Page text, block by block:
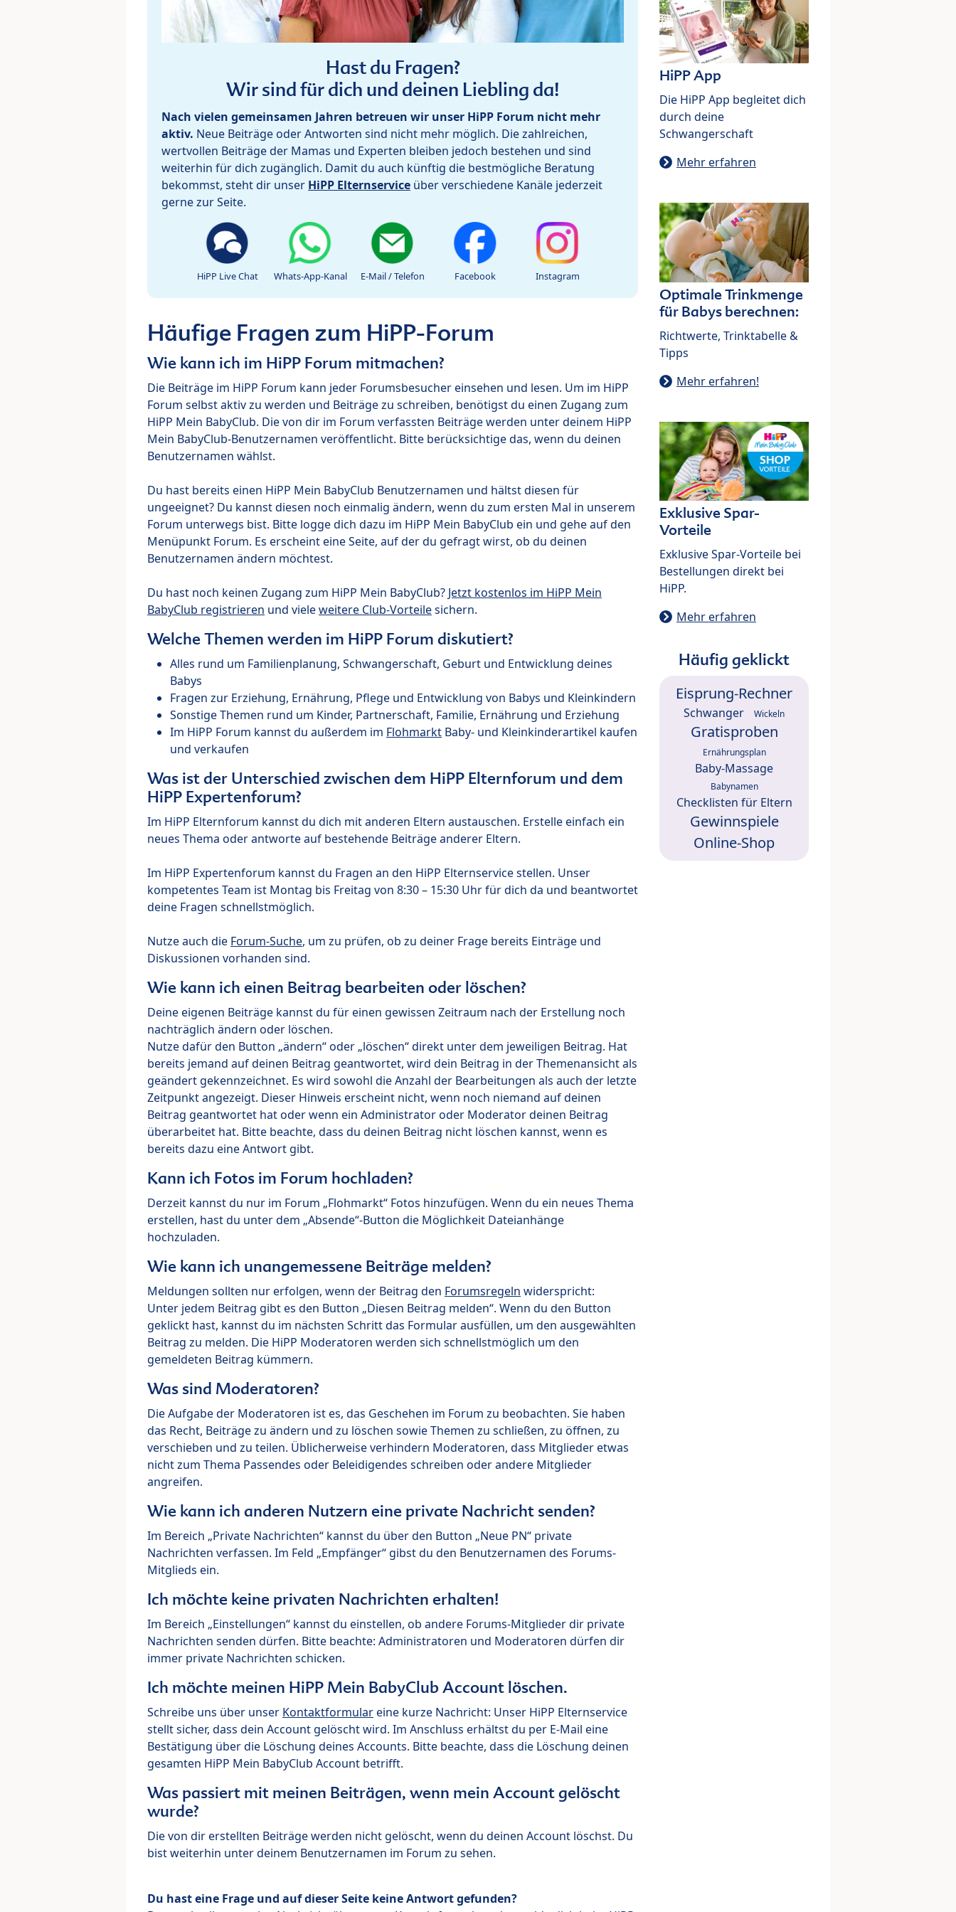
Hast du Fragen?
Wir sind für dich und deinen Liebling da!
Nach vielen gemeinsamen Jahren betreuen wir unser HiPP Forum nicht mehr
aktiv. Neue Beiträge oder Antworten sind nicht mehr möglich. Die zahlreichen,
wertvollen Beiträge der Mamas und Experten bleiben jedoch bestehen und sind
weiterhin für dich zugänglich. Damit du auch künftig die bestmögliche Beratung
bekommst, steht dir unser HiPP Elternservice über verschiedene Kanäle jederzeit
gerne zur Seite.
HiPP Live Chat Whats-App-Kanal E-Mail / Telefon Facebook Instagram
Häufige Fragen zum HiPP-Forum
Wie kann ich im HiPP Forum mitmachen?
Die Beiträge im HiPP Forum kann jeder Forumsbesucher einsehen und lesen. Um im HiPP
Forum selbst aktiv zu werden und Beiträge zu schreiben, benötigst du einen Zugang zum
HiPP Mein BabyClub. Die von dir im Forum verfassten Beiträge werden unter deinem HiPP
Mein BabyClub-Benutzernamen veröffentlicht. Bitte berücksichtige das, wenn du deinen
Benutzernamen wählst.
Du hast bereits einen HiPP Mein BabyClub Benutzernamen und hältst diesen für
ungeeignet? Du kannst diesen noch einmalig ändern, wenn du zum ersten Mal in unserem
Forum unterwegs bist. Bitte logge dich dazu im HiPP Mein BabyClub ein und gehe auf den
Menüpunkt Forum. Es erscheint eine Seite, auf der du gefragt wirst, ob du deinen
Benutzernamen ändern möchtest.
Du hast noch keinen Zugang zum HiPP Mein BabyClub? Jetzt kostenlos im HiPP Mein
BabyClub registrieren und vieleweitere Club-Vorteilesichern.
Welche Themen werden im HiPP Forum diskutiert?
Alles rund um Familienplanung, Schwangerschaft, Geburt und Entwicklung deines
Babys
Fragen zur Erziehung, Ernährung, Pflege und Entwicklung von Babys und Kleinkindern
Sonstige Themen rund um Kinder, Partnerschaft, Familie, Ernährung und Erziehung
Im HiPP Forum kannst du außerdem im Flohmarkt Baby- und Kleinkinderartikel kaufen
und verkaufen
Was ist der Unterschied zwischen dem HiPP Elternforum und dem
HiPP Expertenforum?
Im HiPP Elternforum kannst du dich mit anderen Eltern austauschen. Erstelle einfach ein
neues Thema oder antworte auf bestehende Beiträge anderer Eltern.
Im HiPP Expertenforum kannst du Fragen an den HiPP Elternservice stellen. Unser
kompetentes Team ist Montag bis Freitag von 8:30 – 15:30 Uhr für dich da und beantwortet
deine Fragen schnellstmöglich.
Nutze auch die Forum-Suche, um zu prüfen, ob zu deiner Frage bereits Einträge und
Diskussionen vorhanden sind.
Wie kann ich einen Beitrag bearbeiten oder löschen?
Deine eigenen Beiträge kannst du für einen gewissen Zeitraum nach der Erstellung noch
nachträglich ändern oder löschen.
Nutze dafür den Button „ändern“ oder „löschen“ direkt unter dem jeweiligen Beitrag. Hat
bereits jemand auf deinen Beitrag geantwortet, wird dein Beitrag in der Themenansicht als
geändert gekennzeichnet. Es wird sowohl die Anzahl der Bearbeitungen als auch der letzte
Zeitpunkt angezeigt. Dieser Hinweis erscheint nicht, wenn noch niemand auf deinen
Beitrag geantwortet hat oder wenn ein Administrator oder Moderator deinen Beitrag
überarbeitet hat. Bitte beachte, dass du deinen Beitrag nicht löschen kannst, wenn es
bereits dazu eine Antwort gibt.
Kann ich Fotos im Forum hochladen?
Derzeit kannst du nur im Forum „Flohmarkt“ Fotos hinzufügen. Wenn du ein neues Thema
erstellen, hast du unter dem „Absende“-Button die Möglichkeit Dateianhänge
hochzuladen.
Wie kann ich unangemessene Beiträge melden?
Meldungen sollten nur erfolgen, wenn der Beitrag den Forumsregeln widerspricht:
Unter jedem Beitrag gibt es den Button „Diesen Beitrag melden“. Wenn du den Button
geklickt hast, kannst du im nächsten Schritt das Formular ausfüllen, um den ausgewählten
Beitrag zu melden. Die HiPP Moderatoren werden sich schnellstmöglich um den
gemeldeten Beitrag kümmern.
Was sind Moderatoren?
Die Aufgabe der Moderatoren ist es, das Geschehen im Forum zu beobachten. Sie haben
das Recht, Beiträge zu ändern und zu löschen sowie Themen zu schließen, zu öffnen, zu
verschieben und zu teilen. Üblicherweise verhindern Moderatoren, dass Mitglieder etwas
nicht zum Thema Passendes oder Beleidigendes schreiben oder andere Mitglieder
angreifen.
Wie kann ich anderen Nutzern eine private Nachricht senden?
Im Bereich „Private Nachrichten“ kannst du über den Button „Neue PN“ private
Nachrichten verfassen. Im Feld „Empfänger“ gibst du den Benutzernamen des Forums-
Mitglieds ein.
Ich möchte keine privaten Nachrichten erhalten!
Im Bereich „Einstellungen“ kannst du einstellen, ob andere Forums-Mitglieder dir private
Nachrichten senden dürfen. Bitte beachte: Administratoren und Moderatoren dürfen dir
immer private Nachrichten schicken.
Ich möchte meinen HiPP Mein BabyClub Account löschen.
Schreibe uns über unser Kontaktformulareine kurze Nachricht: Unser HiPP Elternservice
stellt sicher, dass dein Account gelöscht wird. Im Anschluss erhältst du per E-Mail eine
Bestätigung über die Löschung deines Accounts. Bitte beachte, dass die Löschung deinen
gesamten HiPP Mein BabyClub Account betrifft.
Was passiert mit meinen Beiträgen, wenn mein Account gelöscht
wurde?
Die von dir erstellten Beiträge werden nicht gelöscht, wenn du deinen Account löschst. Du
bist weiterhin unter deinem Benutzernamen im Forum zu sehen.
Du hast eine Frage und auf dieser Seite keine Antwort gefunden?
HiPP App
Die HiPP App begleitet dich
durch deine
Schwangerschaft
Mehr erfahren
Optimale Trinkmenge
für Babys berechnen:
Richtwerte, Trinktabelle &
Tipps
Mehr erfahren!
Exklusive Spar-
Vorteile
Exklusive Spar-Vorteile bei
Bestellungen direkt bei
HiPP.
Mehr erfahren
Häufig geklickt
Eisprung-Rechner
Schwanger Wickeln
Gratisproben
Ernährungsplan
Baby-Massage
Babynamen
Checklisten für Eltern
Gewinnspiele
Online-Shop